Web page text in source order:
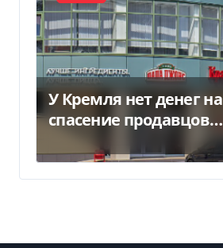
У Кремля нет денег на
спасение продавцов
Wildberries после атак
дронов